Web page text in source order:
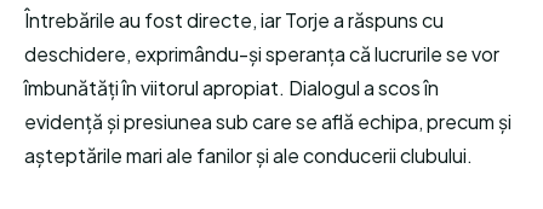
Întrebările au fost directe, iar Torje a răspuns cu
deschidere, exprimându-și speranța că lucrurile se vor
îmbunătăți în viitorul apropiat. Dialogul a scos în
evidență și presiunea sub care se află echipa, precum și
așteptările mari ale fanilor și ale conducerii clubului.